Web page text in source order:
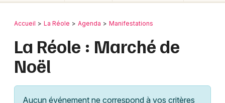
Publier un événement
Grands événements
Bordeaux
Colmar
Lille
Retour
Accueil La Réole Agenda Manifestations
La Réole : Marché de
Noël
Aucun événement ne correspond à vos critères
Où ?
Partout
Près de moi Changer de lieu
Quand ?
Aujourd'hui
Demain Ce week-end Autre